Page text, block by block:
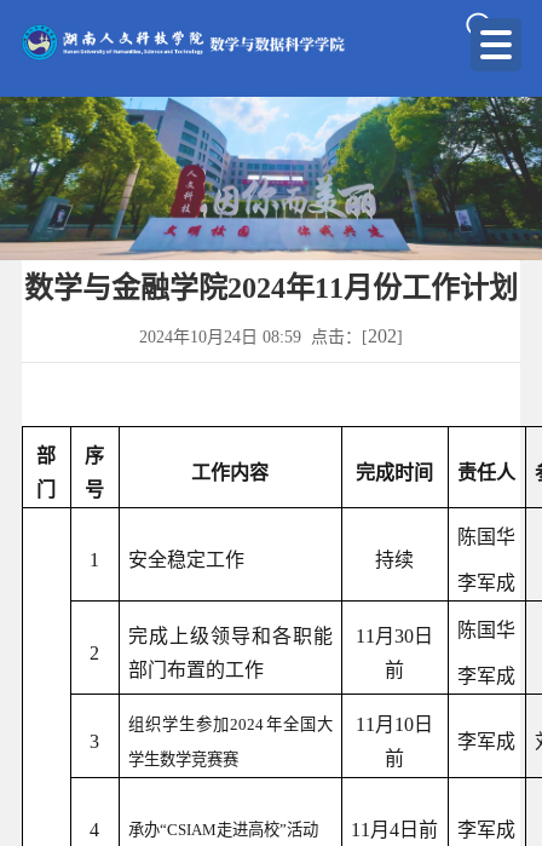
数学与金融学院2024年11月份工作计划
2024年10月24日 08:59 点击：[202]
部
门
序
号
工作内容 完成时间 责任人
1 安全稳定工作 持续
陈国华
李军成
2
完成上级领导和各职能
部门布置的工作
11月30日
前
陈国华
李军成
3
组织学生参加2024年全国大
学生数学竞赛赛
11月10日
前
李军成
4 承办“CSIAM走进高校”活动 11月4日前 李军成